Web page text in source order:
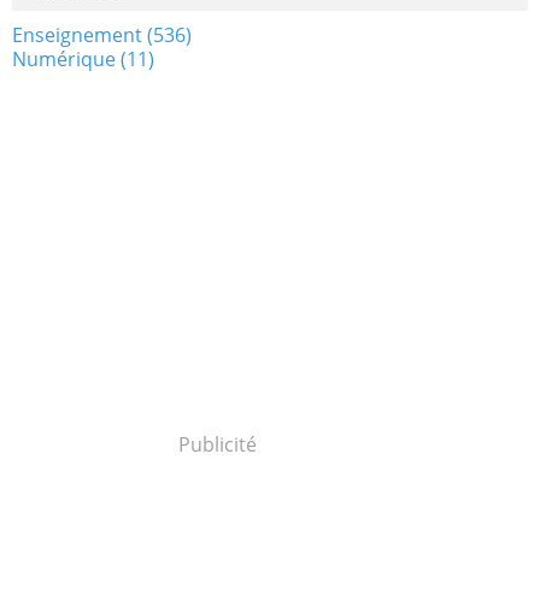
Enseignement(536)
Numérique(11)
Publicité